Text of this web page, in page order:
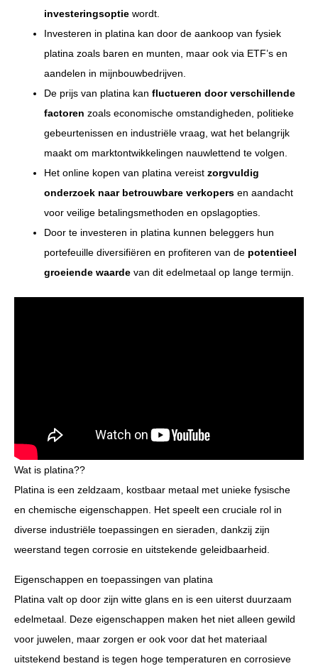
investeringsoptie wordt.
Investeren in platina kan door de aankoop van fysiek
platina zoals baren en munten, maar ook via ETF’s en
aandelen in mijnbouwbedrijven.
De prijs van platina kan fluctueren door verschillende
factoren zoals economische omstandigheden, politieke
gebeurtenissen en industriële vraag, wat het belangrijk
maakt om marktontwikkelingen nauwlettend te volgen.
Het online kopen van platina vereist zorgvuldig
onderzoek naar betrouwbare verkopers en aandacht
voor veilige betalingsmethoden en opslagopties.
Door te investeren in platina kunnen beleggers hun
portefeuille diversifiëren en profiteren van de potentieel
groeiende waarde van dit edelmetaal op lange termijn.
Wat is platina??
Platina is een zeldzaam, kostbaar metaal met unieke fysische
en chemische eigenschappen. Het speelt een cruciale rol in
diverse industriële toepassingen en sieraden, dankzij zijn
weerstand tegen corrosie en uitstekende geleidbaarheid.
Eigenschappen en toepassingen van platina
Platina valt op door zijn witte glans en is een uiterst duurzaam
edelmetaal. Deze eigenschappen maken het niet alleen gewild
voor juwelen, maar zorgen er ook voor dat het materiaal
uitstekend bestand is tegen hoge temperaturen en corrosieve